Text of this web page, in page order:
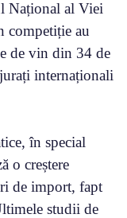
Național al Viei
au
de vin din 34 de
internaționali
în special
o creștere
de import, fapt
studii de